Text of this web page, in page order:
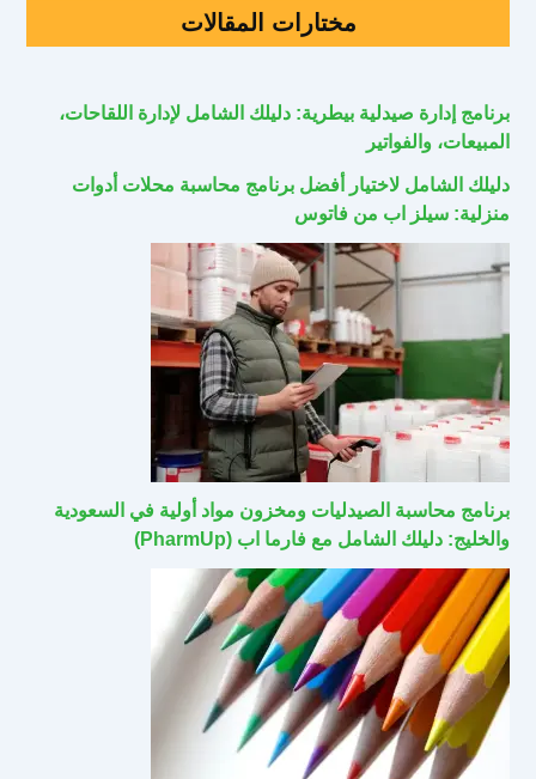
مختارات المقالات
برنامج إدارة صيدلية بيطرية: دليلك الشامل لإدارة اللقاحات،
المبيعات، والفواتير
دليلك الشامل لاختيار أفضل برنامج محاسبة محلات أدوات
منزلية: سيلز اب من فاتوس
برنامج محاسبة الصيدليات ومخزون مواد أولية في السعودية
والخليج: دليلك الشامل مع فارما اب (PharmUp)